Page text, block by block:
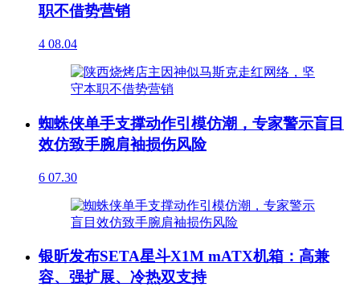
职不借势营销
4 08.04
蜘蛛侠单手支撑动作引模仿潮，专家警示盲目
效仿致手腕肩袖损伤风险
6 07.30
银昕发布SETA星斗X1M mATX机箱：高兼
容、强扩展、冷热双支持